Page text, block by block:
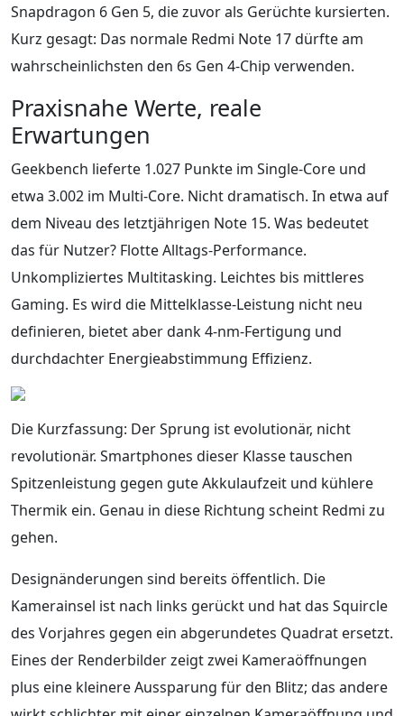
Snapdragon 6 Gen 5, die zuvor als Gerüchte kursierten.
Kurz gesagt: Das normale Redmi Note 17 dürfte am
wahrscheinlichsten den 6s Gen 4-Chip verwenden.
Praxisnahe Werte, reale
Erwartungen
Geekbench lieferte 1.027 Punkte im Single-Core und
etwa 3.002 im Multi-Core. Nicht dramatisch. In etwa auf
dem Niveau des letztjährigen Note 15. Was bedeutet
das für Nutzer? Flotte Alltags-Performance.
Unkompliziertes Multitasking. Leichtes bis mittleres
Gaming. Es wird die Mittelklasse-Leistung nicht neu
definieren, bietet aber dank 4-nm-Fertigung und
durchdachter Energieabstimmung Effizienz.
Die Kurzfassung: Der Sprung ist evolutionär, nicht
revolutionär. Smartphones dieser Klasse tauschen
Spitzenleistung gegen gute Akkulaufzeit und kühlere
Thermik ein. Genau in diese Richtung scheint Redmi zu
gehen.
Designänderungen sind bereits öffentlich. Die
Kamerainsel ist nach links gerückt und hat das Squircle
des Vorjahres gegen ein abgerundetes Quadrat ersetzt.
Eines der Renderbilder zeigt zwei Kameraöffnungen
plus eine kleinere Aussparung für den Blitz; das andere